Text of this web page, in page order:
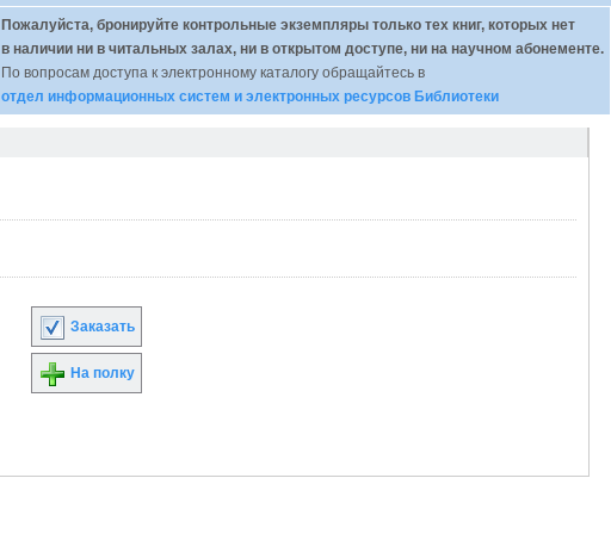
Пожалуйста, бронируйте контрольные экземпляры только тех книг, которых нет
в наличии ни в читальных залах, ни в открытом доступе, ни на научном абонементе.
По вопросам доступа к электронному каталогу обращайтесь в
отдел информационных систем и электронных ресурсов Библиотеки
Заказать
На полку